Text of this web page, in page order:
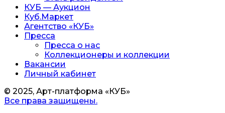
КУБ — Аукцион
Куб.Маркет
Агентство «КУБ»
Пресса
Пресса о нас
Коллекционеры и коллекции
Вакансии
Личный кабинет
© 2025, Арт-платформа «КУБ»
Все права защищены.